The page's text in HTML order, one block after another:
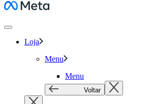
Meta
Loja
Menu
Menu
Voltar